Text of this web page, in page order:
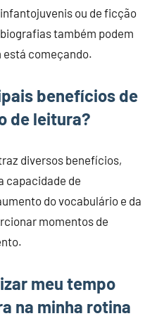
ou de ficção
também podem
está começando.
benefícios de
de leitura?
diversos benefícios,
capacidade de
do vocabulário e da
momentos de
meu tempo
na minha rotina